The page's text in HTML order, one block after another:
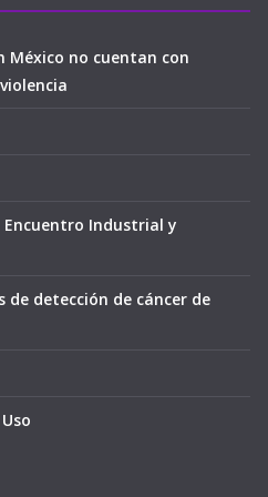
México no cuentan con
Industrial y
detección de cáncer de